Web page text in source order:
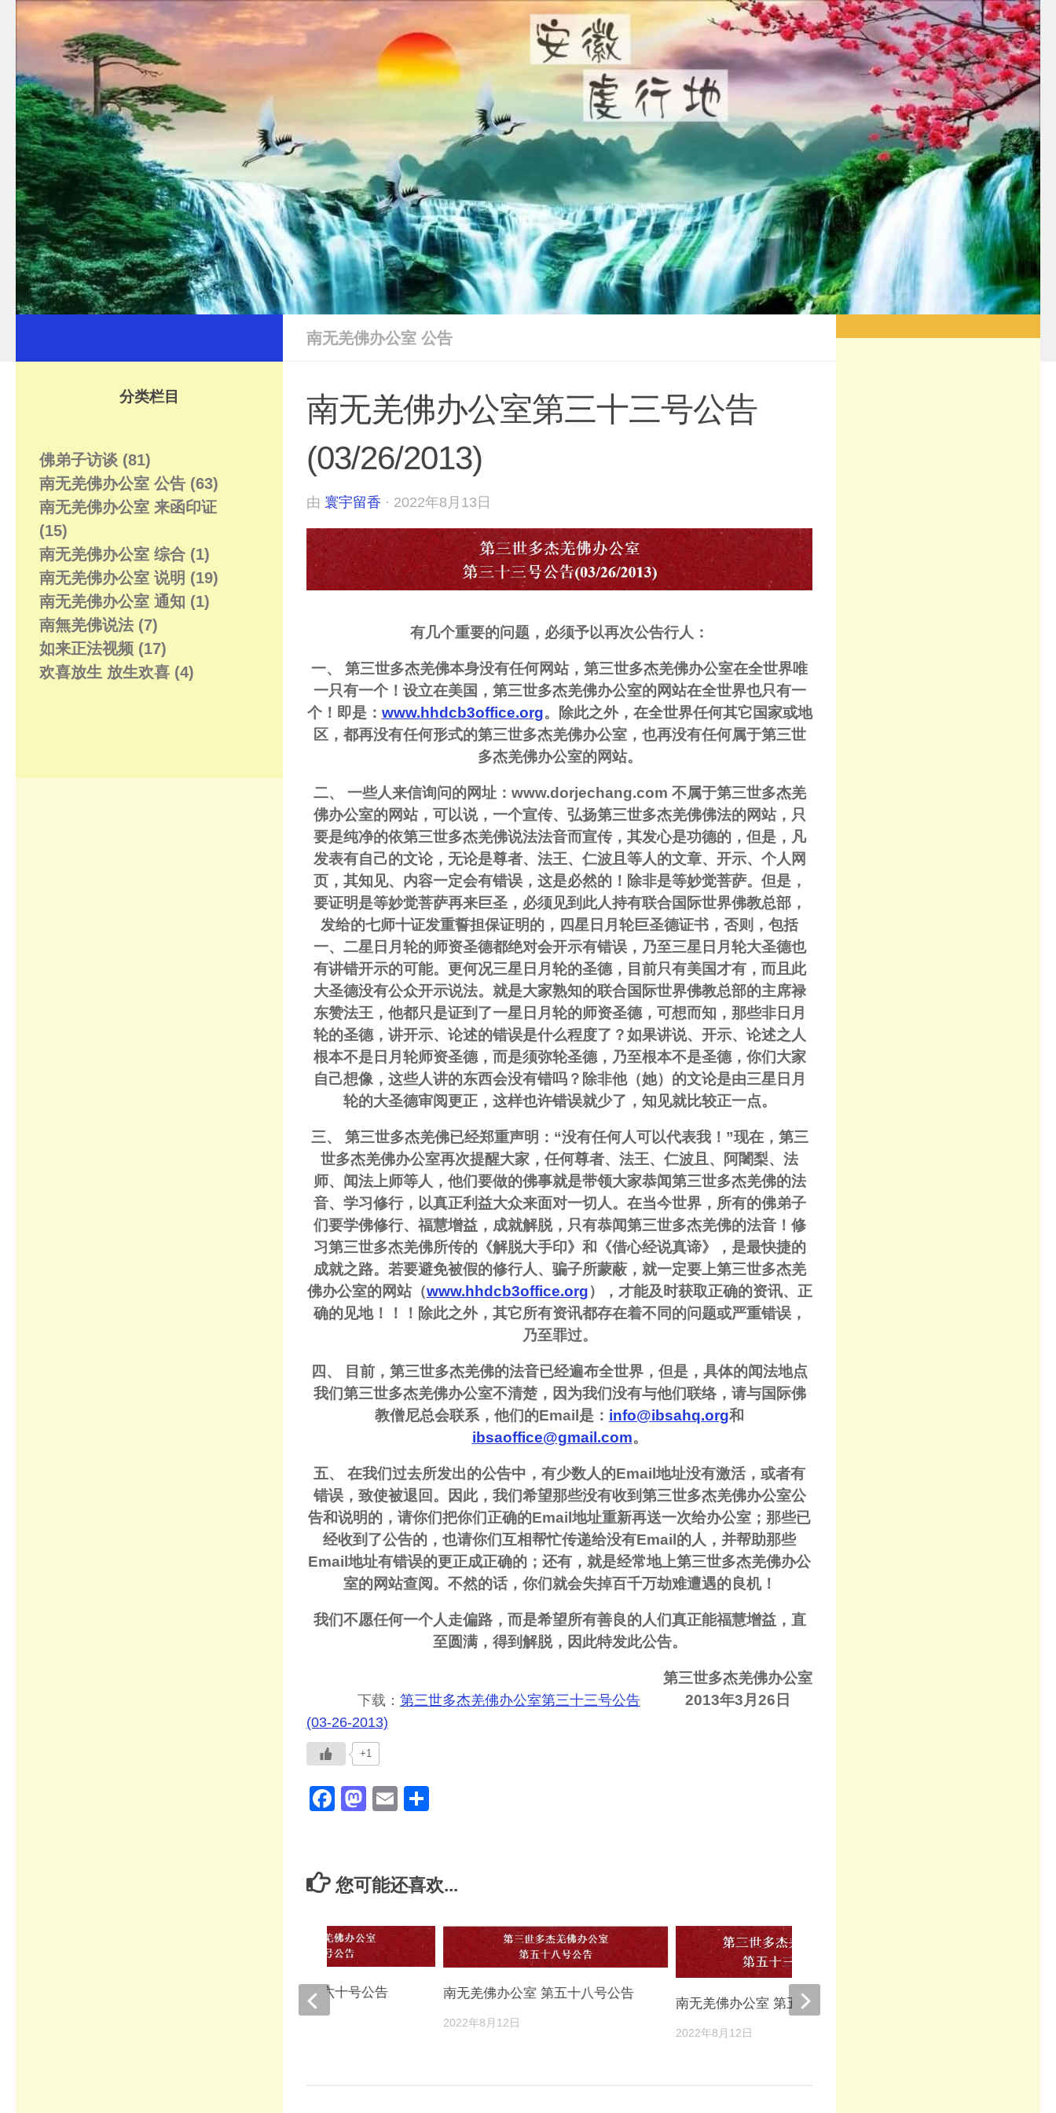
跳至内容
南无羌佛办公室 公告
南无羌佛办公室第三十三号公告
(03/26/2013)
由 寰宇留香 · 2022年8月13日
有几个重要的问题，必须予以再次公告行人：
一、 第三世多杰羌佛本身没有任何网站，第三世多杰羌佛办公室在全世界唯
一只有一个！设立在美国，第三世多杰羌佛办公室的网站在全世界也只有一
个！即是： www.hhdcb3office.org。除此之外，在全世界任何其它国家或地
区，都再没有任何形式的第三世多杰羌佛办公室，也再没有任何属于第三世
多杰羌佛办公室的网站。
二、 一些人来信询问的网址：www.dorjechang.com 不属于第三世多杰羌
佛办公室的网站，可以说，一个宣传、弘扬第三世多杰羌佛佛法的网站，只
要是纯净的依第三世多杰羌佛说法法音而宣传，其发心是功德的，但是，凡
发表有自己的文论，无论是尊者、法王、仁波且等人的文章、开示、个人网
页，其知见、内容一定会有错误，这是必然的！除非是等妙觉菩萨。但是，
要证明是等妙觉菩萨再来巨圣，必须见到此人持有联合国际世界佛教总部，
发给的七师十证发重誓担保证明的，四星日月轮巨圣德证书，否则，包括
一、二星日月轮的师资圣德都绝对会开示有错误，乃至三星日月轮大圣德也
有讲错开示的可能。更何况三星日月轮的圣德，目前只有美国才有，而且此
大圣德没有公众开示说法。就是大家熟知的联合国际世界佛教总部的主席禄
东赞法王，他都只是证到了一星日月轮的师资圣德，可想而知，那些非日月
轮的圣德，讲开示、论述的错误是什么程度了？如果讲说、开示、论述之人
根本不是日月轮师资圣德，而是须弥轮圣德，乃至根本不是圣德，你们大家
自己想像，这些人讲的东西会没有错吗？除非他（她）的文论是由三星日月
轮的大圣德审阅更正，这样也许错误就少了，知见就比较正一点。
三、 第三世多杰羌佛已经郑重声明：“没有任何人可以代表我！”现在，第三
世多杰羌佛办公室再次提醒大家，任何尊者、法王、仁波且、阿闍梨、法
师、闻法上师等人，他们要做的佛事就是带领大家恭闻第三世多杰羌佛的法
音、学习修行，以真正利益大众来面对一切人。在当今世界，所有的佛弟子
们要学佛修行、福慧增益，成就解脱，只有恭闻第三世多杰羌佛的法音！修
习第三世多杰羌佛所传的《解脱大手印》和《借心经说真谛》，是最快捷的
成就之路。若要避免被假的修行人、骗子所蒙蔽，就一定要上第三世多杰羌
佛办公室的网站（www.hhdcb3office.org），才能及时获取正确的资讯、正
确的见地！！！除此之外，其它所有资讯都存在着不同的问题或严重错误，
乃至罪过。
四、 目前，第三世多杰羌佛的法音已经遍布全世界，但是，具体的闻法地点
我们第三世多杰羌佛办公室不清楚，因为我们没有与他们联络，请与国际佛
教僧尼总会联系，他们的Email是： info@ibsahq.org和
ibsaoffice@gmail.com。
五、 在我们过去所发出的公告中，有少数人的Email地址没有激活，或者有
错误，致使被退回。因此，我们希望那些没有收到第三世多杰羌佛办公室公
告和说明的，请你们把你们正确的Email地址重新再送一次给办公室；那些已
经收到了公告的，也请你们互相帮忙传递给没有Email的人，并帮助那些
Email地址有错误的更正成正确的；还有，就是经常地上第三世多杰羌佛办公
室的网站查阅。不然的话，你们就会失掉百千万劫难遭遇的良机！
我们不愿任何一个人走偏路，而是希望所有善良的人们真正能福慧增益，直
至圆满，得到解脱，因此特发此公告。
第三世多杰羌佛办公室
2013年3月26日
下载： 第三世多杰羌佛办公室第三十三号公告
(03-26-2013)
+1
Facebook
Mastodon
Email
您可能还喜欢...
南无羌佛办公室 第五十八号公告
2022年8月12日
南无羌佛办公室 第五十三号公告
2022年8月12日
南无羌佛办公室 第六十号公告
分类栏目
佛弟子访谈 (81)
南无羌佛办公室 公告 (63)
南无羌佛办公室 来函印证
(15)
南无羌佛办公室 综合 (1)
南无羌佛办公室 说明 (19)
南无羌佛办公室 通知 (1)
南無羌佛说法 (7)
如来正法视频 (17)
欢喜放生 放生欢喜 (4)